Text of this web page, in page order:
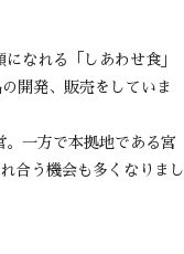
なれる「しあわせ食」
開発、販売をしていま
一方で本拠地である宮
合う機会も多くなりまし